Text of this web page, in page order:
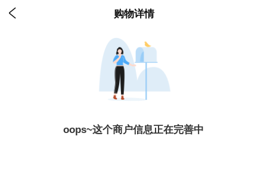
 购物详情
oops~这个商户信息正在完善中